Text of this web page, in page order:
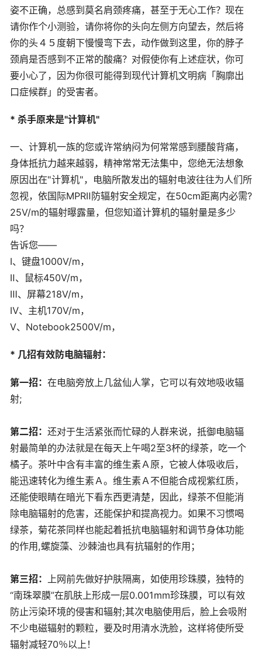
姿不正确，总感到莫名肩颈疼痛，甚至于无心工作？现在
请你作个小测验，请你将你的头向左侧方向望去，然后将
你的头４５度朝下慢慢弯下去，动作做到这里，你的脖子
颈肩是否感到不正常的酸痛？对假使你有上述症状，你可
要小心了，因为你很可能得到现代计算机文明病「胸廓出
口症候群」的受害者。
* 杀手原来是"计算机"
一、计算机一族的您或许常纳闷为何常常感到腰酸背痛，
身体抵抗力越来越弱，精神常常无法集中，您绝无法想象
原因出在"计算机"，电脑所散发出的辐射电波往往为人们所
忽视，依国际MPRⅡ防辐射安全规定，在50cm距离内必需?
25V/m的辐射曝露量，但您知道计算机的辐射量是多少
吗？
告诉您——
Ⅰ、键盘1000V/m，
Ⅱ、鼠标450V/m，
Ⅲ、屏幕218V/m，
Ⅳ、主机170V/m，
Ⅴ、Notebook2500V/m，
* 几招有效防电脑辐射：
第一招： 在电脑旁放上几盆仙人掌，它可以有效地吸收辐
射;
第二招： 还对于生活紧张而忙碌的人群来说，抵御电脑辐
射最简单的办法就是在每天上午喝2至3杯的绿茶，吃一个
橘子。茶叶中含有丰富的维生素Ａ原，它被人体吸收后，
能迅速转化为维生素Ａ。维生素Ａ不但能合成视紫红质，
还能使眼睛在暗光下看东西更清楚，因此，绿茶不但能消
除电脑辐射的危害，还能保护和提高视力。如果不习惯喝
绿茶，菊花茶同样也能起着抵抗电脑辐射和调节身体功能
的作用,螺旋藻、沙棘油也具有抗辐射的作用；
第三招：
上网前先做好护肤隔离，如使用珍珠膜，独特的
“南珠翠膜”在肌肤上形成一层0.001mm珍珠膜，可以有效
防止污染环境的侵害和辐射;其次电脑使用后，脸上会吸附
不少电磁辐射的颗粒，要及时用清水洗脸，这样将使所受
辐射减轻70％以上！